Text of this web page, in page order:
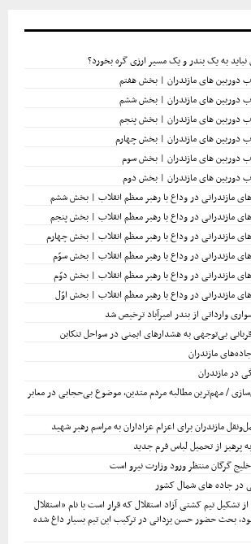
نباید به یک بندر و یک مسیر ارزی گره بخورد؟
دوربین های مازندران | بخش هفتم
دوربین های مازندران | بخش ششم
دوربین های مازندران | بخش پنجم
دوربین های مازندران | بخش چهارم
دوربین های مازندران | بخش سوم
دوربین های مازندران | بخش دوم
مازندرانی در وداع با رهبر معظم انقلاب | بخش ششم
مازندرانی در وداع با رهبر معظم انقلاب | بخش پنجم
مازندرانی در وداع با رهبر معظم انقلاب | بخش چهارم
مازندرانی در وداع با رهبر معظم انقلاب | بخش سوّم
مازندرانی در وداع با رهبر معظم انقلاب | بخش دوّم
مازندرانی در وداع با رهبر معظم انقلاب | بخش اوّل
بی‌توجهی به هشدارهای ایمنی در سواحل تنکابن
در مازندران
/ مهم‌ترین مطالبه مردم متدین، موضوع بی‌حجابی در معابر
مازندران برای اعزام عزاداران به مراسم رهبر شهید
پرهیز از تحمیل لباس فرم جدید
خلیج گرگان منتظر ورود وزارت نیرو است
در جاده های شمال کشور
تیم کشتی آزاد استقلال که قرار است با نام «استقلال
بحث حضور حسن یزدانی در ترکیب این تیم بسیار داغ شده